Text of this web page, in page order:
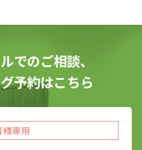
でのご相談、
予約はこちら
様専用